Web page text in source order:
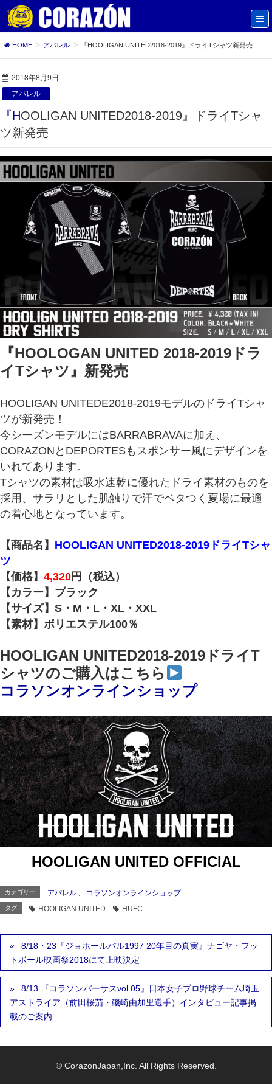
HOME アパレル 『HOOLIGAN UNITED2018-2019』ドライTシャツ新発売
2018年8月9日
アパレル
『HOOLIGAN UNITED2018-2019』ドライTシャ
ツ新発売
『HOOLOGAN UNITED 2018-2019ドラ
イTシャツ』新発売
HOOLIGAN UNITEDE2018-2019モデルのドライTシャ
ツが新発売！
今シーズンモデルにはBARRABRAVAに加え、
CORAZONとDEPORTESもスポンサー風にデザインを
いれてあります。
Tシャツの素材は吸水速乾に優れたドライ素材のものを
採用、サラリとした肌触りで汗でベタつく夏場に最適
の着心地となっています。
【商品名】 HOOLIGAN UNITED2018-2019ドライTシャ
ツ
【価格】 4,320 円（税込）
【カラー】ブラック
【サイズ】S・M・L・XL・XXL
【素材】ポリエステル100％
HOOLIGAN UNITED2018-2019ドライT
シャツのご購入はこちら
コラソンオンラインショップ
HOOLIGAN UNITED OFFICIAL
カテゴリー アパレル 、 コラソンオンラインショップ
タグ HOOLIGAN UNITED HUFC
8/18・23『ジョホールバル1997 20年目の真実』ナゴヤ・フッ
トボール映画祭2018にて上映決定
8/13 『コラソンバーサスvol.05』日本女子プロ野球チーム埼玉
アストライア（前田桜茄・磯崎由加里選手）インタビュー記事掲
載のご案内
© CorazonJapan,Inc. All Rights Reserved.